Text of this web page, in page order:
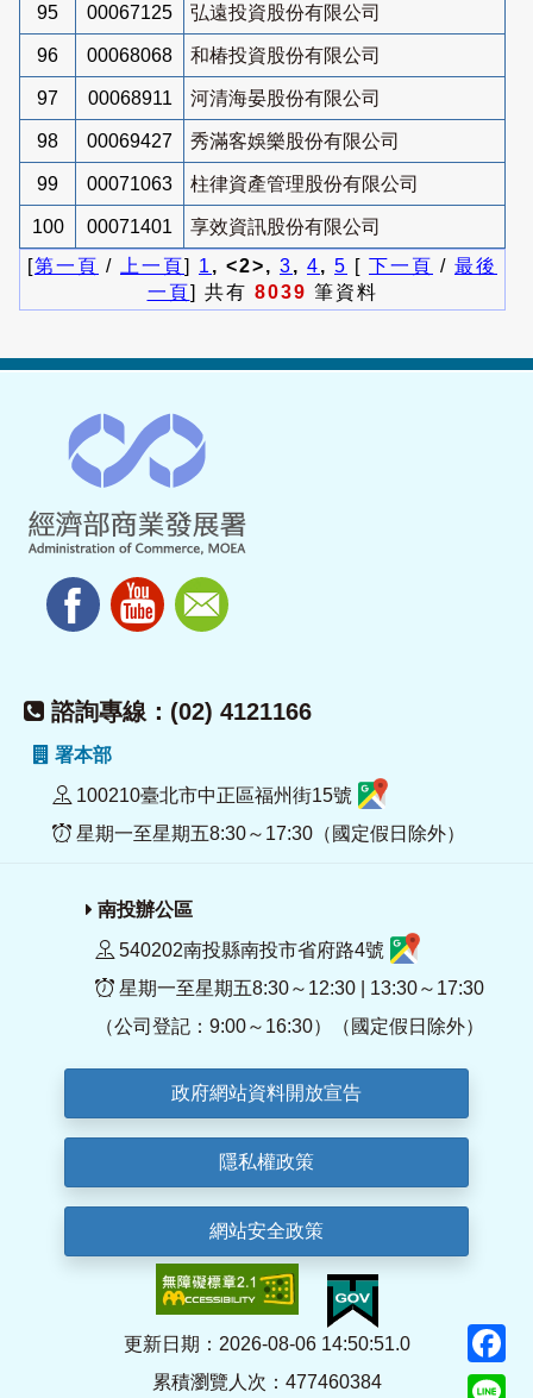
95 00067125 弘遠投資股份有限公司
96 00068068 和椿投資股份有限公司
97 00068911 河清海晏股份有限公司
98 00069427 秀滿客娛樂股份有限公司
99 00071063 柱律資產管理股份有限公司
100 00071401
享效資訊股份有限公司
[第一頁 / 上一頁] 1 , <2>, 3, 4, 5 [ 下一頁 / 最後
一頁] 共有 8039 筆資料
諮詢專線：(02) 4121166
署本部
100210臺北市中正區福州街15號
星期一至星期五8:30～17:30（國定假日除外）
南投辦公區
540202南投縣南投市省府路4號
星期一至星期五8:30～12:30 | 13:30～17:30
（公司登記：9:00～16:30）（國定假日除外）
政府網站資料開放宣告
隱私權政策
網站安全政策
更新日期：2026-08-06 14:50:51.0
累積瀏覽人次：477460384